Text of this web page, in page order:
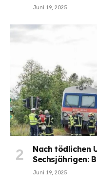
Juni 19, 2025
Nach tödlichen
Sechsjährigen:
Juni 19, 2025